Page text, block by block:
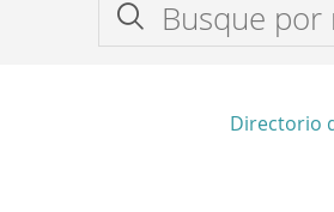
Directorio